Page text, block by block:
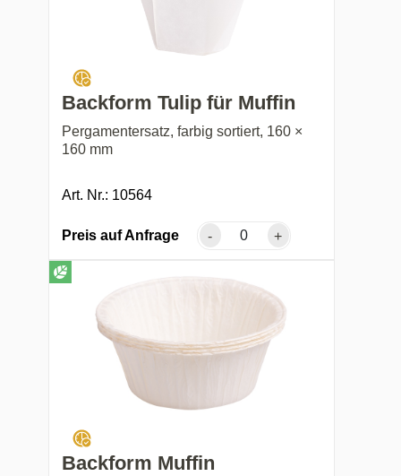
Backform Tulip für Muffin
Pergamentersatz, farbig sortiert, 160 ×
160 mm
Art. Nr.: 10564
Preis auf Anfrage - +
Backform Muffin